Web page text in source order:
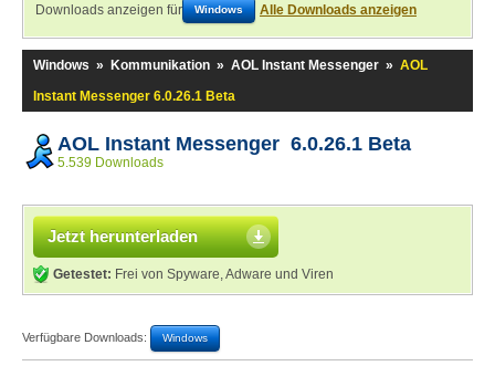
Downloads anzeigen für Windows Alle Downloads anzeigen
Windows » Kommunikation » AOL Instant Messenger » AOL
Instant Messenger 6.0.26.1 Beta
AOL Instant Messenger 6.0.26.1 Beta
5.539 Downloads
Jetzt herunterladen
Getestet: Frei von Spyware, Adware und Viren
Verfügbare Downloads: Windows